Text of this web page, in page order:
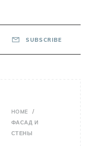
SUBSCRIBE
HOME
ФАСАД И
СТЕНЫ